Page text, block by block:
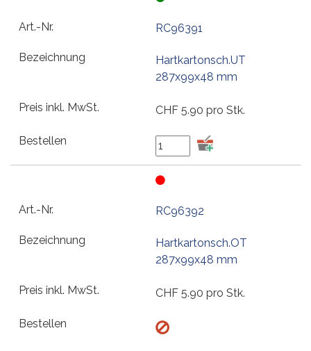
RC96391
Hartkartonsch.UT
287x99x48 mm
CHF 5.90 pro Stk.
RC96392
Hartkartonsch.OT
287x99x48 mm
CHF 5.90 pro Stk.